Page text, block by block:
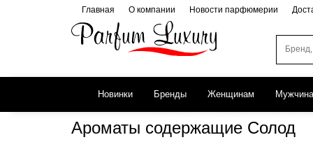
Главная О компании Новости парфюмерии
Новинки Бренды Женщинам
Ароматы содержащие Солод